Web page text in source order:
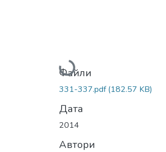
Вантажиться...
Файли
331-337.pdf(182.57 KB)
Дата
2014
Автори